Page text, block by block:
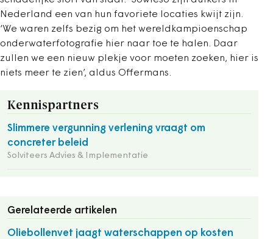
Nederland een van hun favoriete locaties kwijt zijn.
‘We waren zelfs bezig om het wereldkampioenschap
onderwaterfotografie hier naar toe te halen. Daar
zullen we een nieuw plekje voor moeten zoeken, hier is
niets meer te zien’, aldus Offermans.
Kennispartners
Slimmere vergunning verlening vraagt om
concreter beleid
Solviteers Advies & Implementatie
Gerelateerde artikelen
Oliebollenvet jaagt waterschappen op kosten